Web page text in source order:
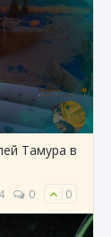
Тамура в
0 0